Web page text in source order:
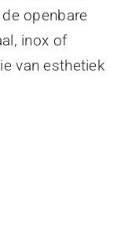
openbare
inox of
van esthetiek